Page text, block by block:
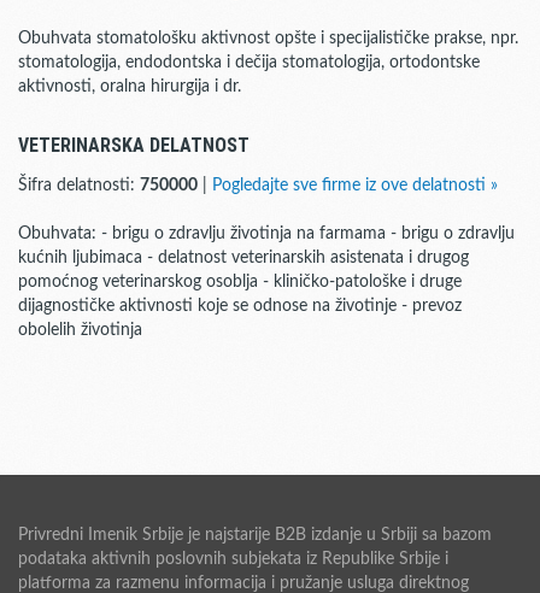
Obuhvata stomatološku aktivnost opšte i specijalističke prakse, npr.
stomatologija, endodontska i dečija stomatologija, ortodontske
aktivnosti, oralna hirurgija i dr.
VETERINARSKA DELATNOST
Šifra delatnosti: 750000 Pogledajte sve firme iz ove delatnosti »
Obuhvata: - brigu o zdravlju životinja na farmama - brigu o zdravlju
kućnih ljubimaca - delatnost veterinarskih asistenata i drugog
pomoćnog veterinarskog osoblja - kliničko-patološke i druge
dijagnostičke aktivnosti koje se odnose na životinje - prevoz
obolelih životinja
Privredni Imenik Srbije je najstarije B2B izdanje u Srbiji sa bazom
podataka aktivnih poslovnih subjekata iz Republike Srbije i
platforma za razmenu informacija i pružanje usluga direktnog